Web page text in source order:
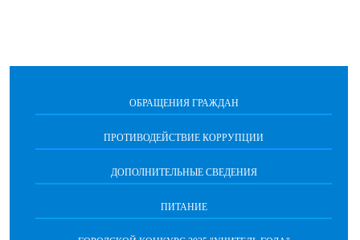
ОБРАЩЕНИЯ ГРАЖДАН
ПРОТИВОДЕЙСТВИЕ КОРРУПЦИИ
ДОПОЛНИТЕЛЬНЫЕ СВЕДЕНИЯ
ПИТАНИЕ